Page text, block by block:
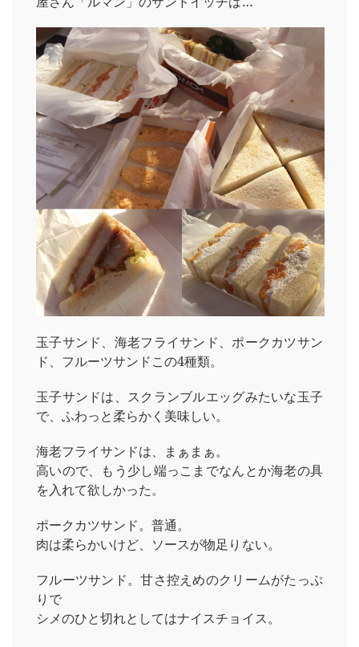
玉子サンド、海老フライサンド、ポークカツサン
ド、フルーツサンドこの4種類。
玉子サンドは、スクランブルエッグみたいな玉子
で、ふわっと柔らかく美味しい。
海老フライサンドは、まぁまぁ。
高いので、もう少し端っこまでなんとか海老の具
を入れて欲しかった。
ポークカツサンド。普通。
肉は柔らかいけど、ソースが物足りない。
フルーツサンド。甘さ控えめのクリームがたっぷ
りで
シメのひと切れとしてはナイスチョイス。